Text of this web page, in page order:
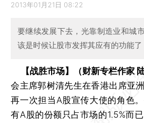
2013年01月21日 08:22
要继续发展下去，光靠制造业和城
该是时候让股市发挥其应有的功能了
【战胜市场】（财新专栏作家
会主席郭树清先生在香港出席亚
再一次担当A股宣传大使的角色
有A股的份额只占市场的1.5%而